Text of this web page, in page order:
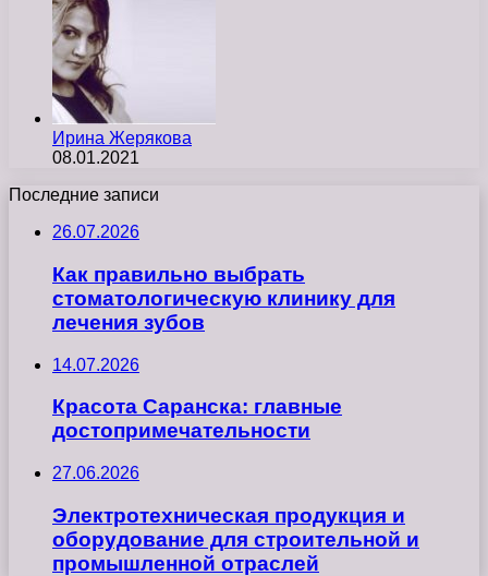
Ирина Жерякова
08.01.2021
Последние записи
26.07.2026
Как правильно выбрать
стоматологическую клинику для
лечения зубов
14.07.2026
Красота Саранска: главные
достопримечательности
27.06.2026
Электротехническая продукция и
оборудование для строительной и
промышленной отраслей